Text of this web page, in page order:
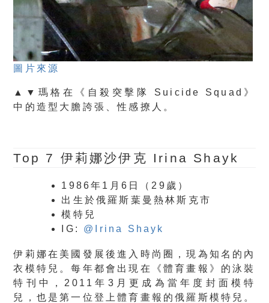
圖片來源
▲▼瑪格在《自殺突擊隊 Suicide Squad》
中的造型大膽誇張、性感撩人。
Top 7 伊莉娜沙伊克 Irina Shayk
1986年1月6日（29歲）
出生於俄羅斯葉曼熱林斯克市
模特兒
IG: @Irina Shayk
伊莉娜在美國發展後進入時尚圈，現為知名的內
衣模特兒。每年都會出現在《體育畫報》的泳裝
特刊中，2011年3月更成為當年度封面模特
兒，也是第一位登上體育畫報的俄羅斯模特兒。